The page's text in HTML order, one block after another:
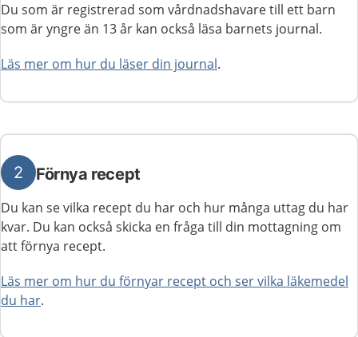
Du som är registrerad som vårdnadshavare till ett barn
som är yngre än 13 år kan också läsa barnets journal.
Läs mer om hur du läser din journal.
2 Förnya recept
Du kan se vilka recept du har och hur många uttag du har
kvar. Du kan också skicka en fråga till din mottagning om
att förnya recept.
Läs mer om hur du förnyar recept och ser vilka läkemedel
du har.